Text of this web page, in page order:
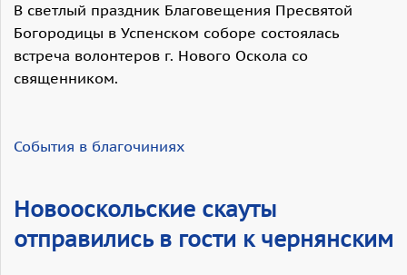
В светлый праздник Благовещения Пресвятой
Богородицы в Успенском соборе состоялась
встреча волонтеров г. Нового Оскола со
священником.
События в благочиниях
Новооскольские скауты
отправились в гости к чернянским